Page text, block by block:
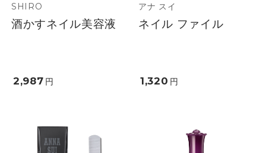
SHIRO
酒かすネイル美容液
2,987 円
アナ スイ
ネイル ファイル
1,320 円